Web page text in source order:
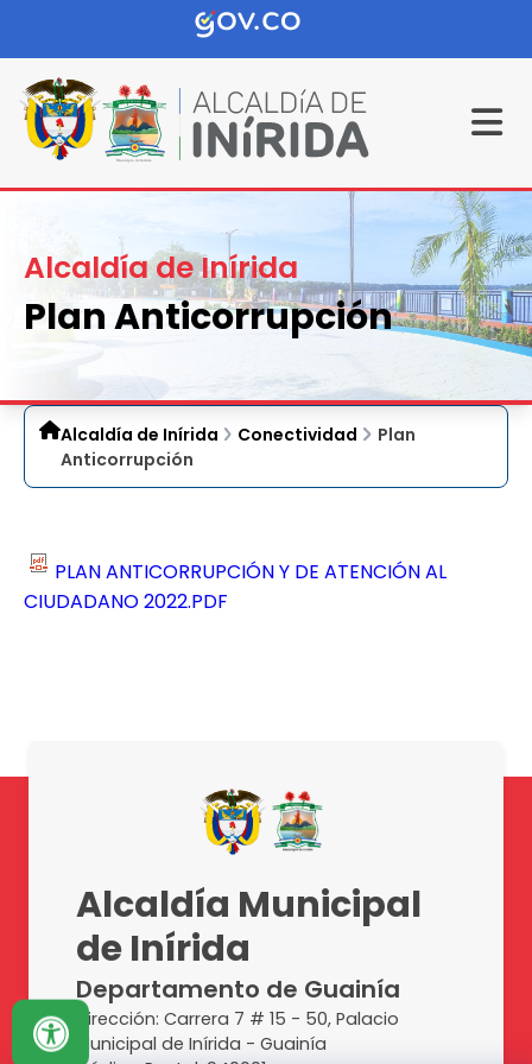
Alcaldía de Inírida
Plan Anticorrupción
Alcaldía de Inírida Conectividad
Plan
Anticorrupción
PLAN ANTICORRUPCIÓN Y DE ATENCIÓN AL
CIUDADANO 2022.PDF
Alcaldía Municipal
de Inírida
Departamento de Guainía
Dirección: Carrera 7 # 15 - 50, Palacio
Municipal de Inírida - Guainía